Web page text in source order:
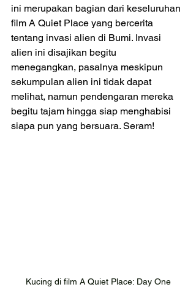
ini merupakan bagian dari keseluruhan
film A Quiet Place yang bercerita
tentang invasi alien di Bumi. Invasi
alien ini disajikan begitu
menegangkan, pasalnya meskipun
sekumpulan alien ini tidak dapat
melihat, namun pendengaran mereka
begitu tajam hingga siap menghabisi
siapa pun yang bersuara. Seram!
Kucing di film A Quiet Place: Day One